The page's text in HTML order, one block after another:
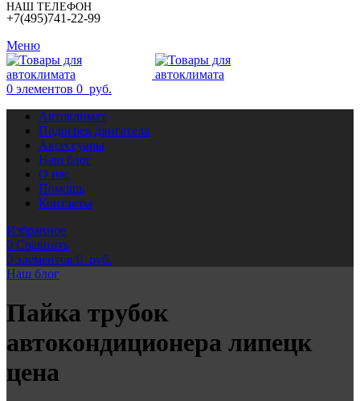
НАШ ТЕЛЕФОН
+7(495)741-22-99
Меню
0 элементов 0 руб.
Автоклимат
Подогрев двигателя
Аксессуары
Наш блог
О нас
Помощь
Контакты
Избранное
0 Сравнить
0 элементов 0 руб.
Наш блог
Пайка трубок
автокондиционера липецк
цена